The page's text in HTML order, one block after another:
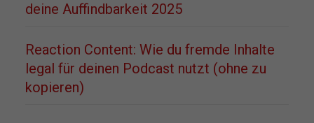
deine Auffindbarkeit 2025
Reaction Content: Wie du fremde Inhalte
legal für deinen Podcast nutzt (ohne zu
kopieren)